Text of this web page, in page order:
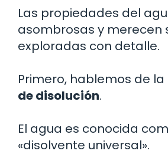
Las propiedades del
asombrosas y merecen
exploradas con detalle.
Primero, hablemos de la
de disolución.
El agua es conocida
«disolvente universal».